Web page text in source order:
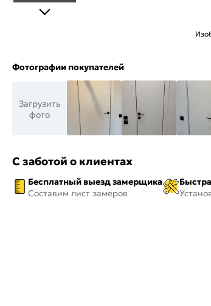
Фотографии покупателей
Загрузить
фото
С заботой о клиентах
Бесплатный выезд замерщика
Составим лист замеров